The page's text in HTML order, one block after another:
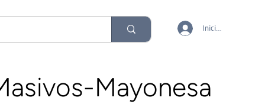
Iniciar sesión
Mayonesa